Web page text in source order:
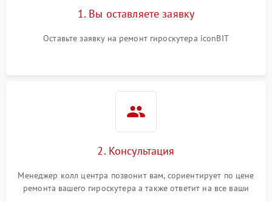
1. Вы оставляете заявку
Оставьте заявку на ремонт гироскутера iconBIT
2. Консультация
Менеджер колл центра позвонит вам, сориентирует по цене
ремонта вашего гироскутера а также ответит на все ваши